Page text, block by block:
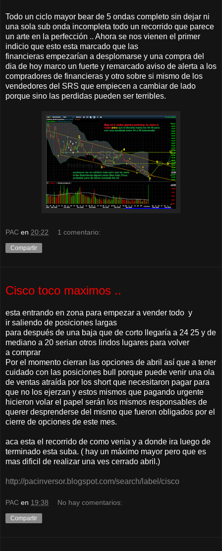
Todo un ciclo mayor bear de 5 ondas completo sin dejar ni
una sola sub onda incompleta todo un recorrido que parece
un arte en la perfección .. Ahora se nos vienen el primer
indicio que esto esta marcado que las
financieras empezarían a desplomarse y una compra del
dia de hoy marco un fuerte y remarcado aviso de alerta a los
compradores de financieras y otro sobre si mismo de los
vendedores del SRS que empiecen a cambiar de lado
porque sino las perdidas pueden ser terribles.
PAC en 20:22 1 comentario:
Compartir
Cisco toco maximos ..
esta entrando en zona para empezar a vender todo y
ir saliendo de posiciones largas
para después de una baja que de corto llegaría a 24 25 y de
mediano a 20 serian otros lindos lugares para volver
a comprar
Por el momento cierran las opciones de abril así que a tener
cuidado con las posiciones bull porque puede venir una ola
de ventas atraída por los short que necesitaron pagar para
que no los ejerzan y estos mismos que pagando urgente
hicieron volar el papel serán los mismos responsables de
querer desprenderse del mismo que fueron obligados por el
cierre de opciones de este mes.
aca esta el recorrido de como venia y a donde ira luego de
terminado esta suba. ( hay un máximo mayor pero que es
mas dificil de realizar una ves cerrado abril.)
http://pacinversor.blogspot.com/search/label/cisco
PAC en 19:38 No hay comentarios:
Compartir